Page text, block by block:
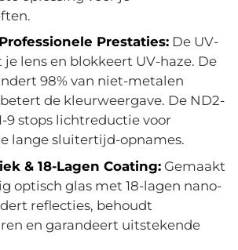
Prestaties: De UV-
lens en blokkeert UV-haze. De
98% van niet-metalen
de kleurweergave. De ND2-
9 stops lichtreductie voor
lange sluitertijd-opnames.
& 18-Lagen Coating: Gemaakt
optisch glas met 18-lagen nano-
reflecties, behoudt
en garandeert uitstekende